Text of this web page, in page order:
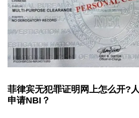
菲律宾无犯罪证明网上怎么开?
申请NBI？